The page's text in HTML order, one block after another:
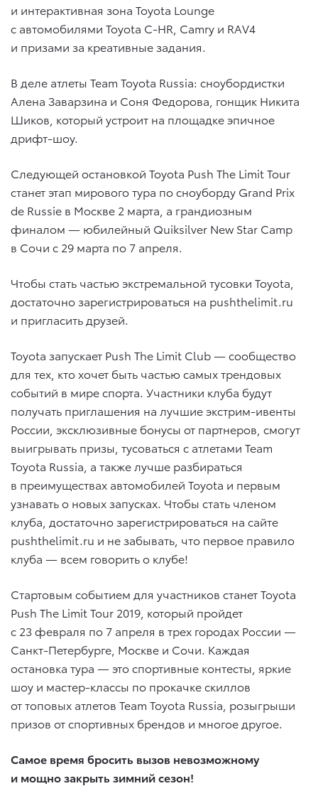
и интерактивная зона Toyota Lounge
с автомобилями Toyota C-HR, Camry и RAV4
и призами за креативные задания.
В деле атлеты Team Toyota Russia: сноубордистки
Алена Заварзина и Соня Федорова, гонщик Никита
Шиков, который устроит на площадке эпичное
дрифт-шоу.
Следующей остановкой Toyota Push The Limit Tour
станет этап мирового тура по сноуборду Grand Prix
de Russie в Москве 2 марта, а грандиозным
финалом — юбилейный Quiksilver New Star Camp
в Сочи с 29 марта по 7 апреля.
Чтобы стать частью экстремальной тусовки Toyota,
достаточно зарегистрироваться на pushthelimit.ru
и пригласить друзей.
Toyota запускает Push The Limit Club — сообщество
для тех, кто хочет быть частью самых трендовых
событий в мире спорта. Участники клуба будут
получать приглашения на лучшие экстрим-ивенты
России, эксклюзивные бонусы от партнеров, смогут
выигрывать призы, тусоваться с атлетами Team
Toyota Russia, а также лучше разбираться
в преимуществах автомобилей Toyota и первым
узнавать о новых запусках. Чтобы стать членом
клуба, достаточно зарегистрироваться на сайте
pushthelimit.ru и не забывать, что первое правило
клуба — всем говорить о клубе!
Стартовым событием для участников станет Toyota
Push The Limit Tour 2019, который пройдет
с 23 февраля по 7 апреля в трех городах России —
Санкт-Петербурге, Москве и Сочи. Каждая
остановка тура — это спортивные контесты, яркие
шоу и мастер-классы по прокачке скиллов
от топовых атлетов Team Toyota Russia, розыгрыши
призов от спортивных брендов и многое другое.
Самое время бросить вызов невозможному
и мощно закрыть зимний сезон!